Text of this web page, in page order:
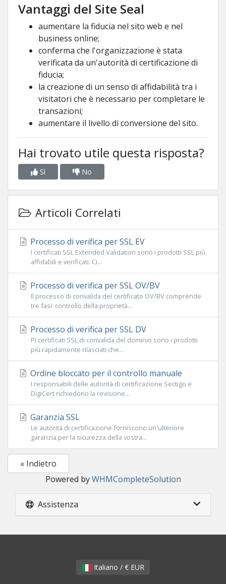
Vantaggi del Site Seal
aumentare la fiducia nel sito web e nel
business online;
conferma che l'organizzazione è stata
verificata da un'autorità di certificazione di
fiducia;
la creazione di un senso di affidabilità tra i
visitatori che è necessario per completare le
transazioni;
aumentare il livello di conversione del sito.
Hai trovato utile questa risposta?
Sì No
Articoli Correlati
Processo di verifica per SSL EV
I certificati SSL Extended Validation sono i prodotti SSL più
affidabili e verificati. Ci...
Processo di verifica per SSL OV/BV
Il processo di convalida del certificato OV/BV comprende
tre fasi: controllo della proprietà...
Processo di verifica per SSL DV
PI certificati SSL di convalida del dominio sono i prodotti
più rapidamente rilasciati che...
Ordine bloccato per il controllo manuale
I responsabili delle autorità di certificazione Sectigo e
DigiCert richiedono la revisione...
Garanzia SSL
Le autorità di certificazione forniscono un'ulteriore
garanzia per la sicurezza della vostra...
« Indietro
Powered byWHMCompleteSolution
Assistenza
Italiano / € EUR